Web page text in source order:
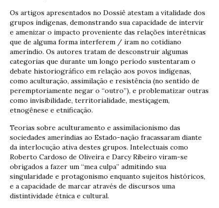
Os artigos apresentados no Dossiê atestam a vitalidade dos
grupos indígenas, demonstrando sua capacidade de intervir
e amenizar o impacto proveniente das relações interétnicas
que de alguma forma interferem / iram no cotidiano
ameríndio. Os autores tratam de desconstruir algumas
categorias que durante um longo período sustentaram o
debate historiográfico em relação aos povos indígenas,
como aculturação, assimilação e resistência (no sentido de
peremptoriamente negar o “outro”), e problematizar outras
como invisibilidade, territorialidade, mestiçagem,
etnogênese e etnificação.
Teorias sobre aculturamento e assimilacionismo das
sociedades ameríndias ao Estado-nação fracassaram diante
da interlocução ativa destes grupos. Intelectuais como
Roberto Cardoso de Oliveira e Darcy Ribeiro viram-se
obrigados a fazer um “mea culpa” admitindo sua
singularidade e protagonismo enquanto sujeitos históricos,
e a capacidade de marcar através de discursos uma
distintividade étnica e cultural.